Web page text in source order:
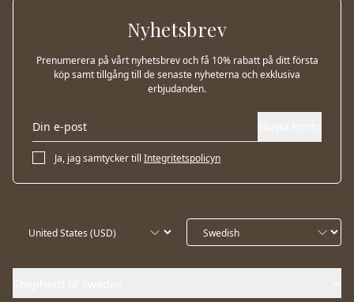
Nyhetsbrev
Prenumerera på vårt nyhetsbrev och få 10% rabatt på ditt första
köp samt tillgång till de senaste nyheterna och exklusiva
erbjudanden.
Ja, jag samtycker till Integritetspolicyn